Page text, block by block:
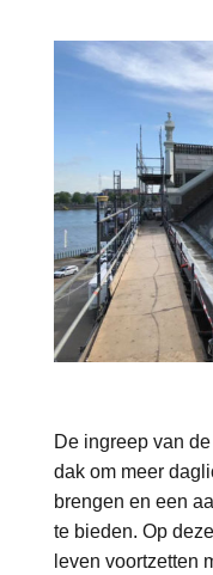
De ingreep van
dak om meer
brengen en een
te bieden. Op
leven voortzetten